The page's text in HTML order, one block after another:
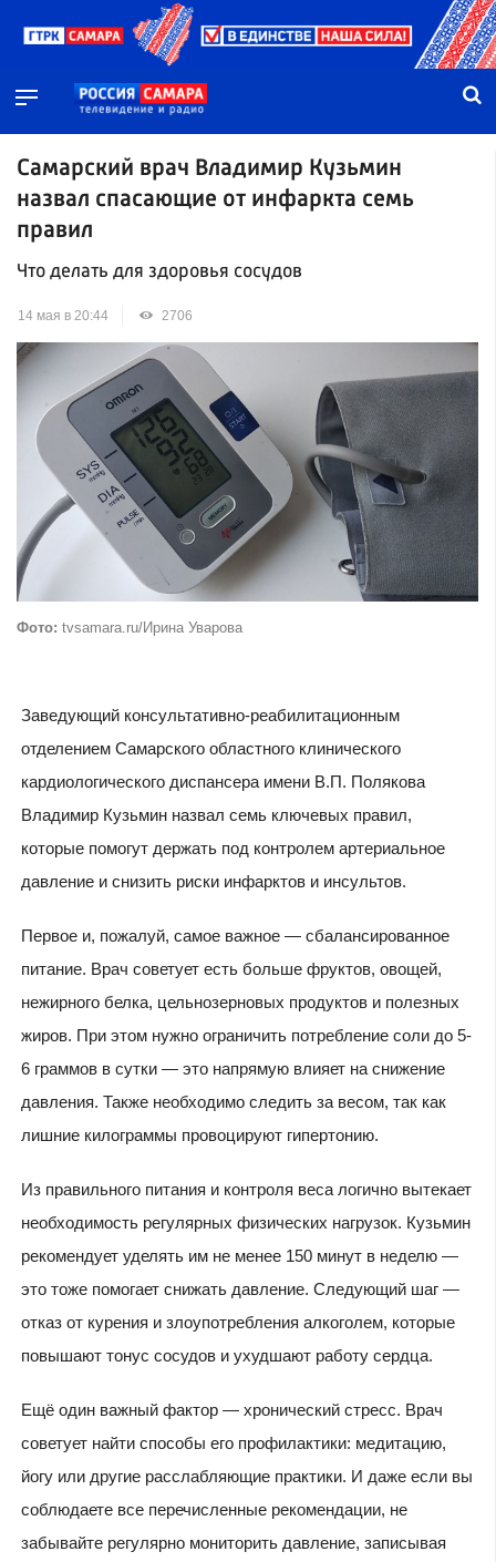
Самарский врач Владимир Кузьмин
назвал спасающие от инфаркта семь
правил
Что делать для здоровья сосудов
14 мая в 20:44 2706
Фото: tvsamara.ru/Ирина Уварова
Заведующий консультативно-реабилитационным
отделением Самарского областного клинического
кардиологического диспансера имени В.П. Полякова
Владимир Кузьмин назвал семь ключевых правил,
которые помогут держать под контролем артериальное
давление и снизить риски инфарктов и инсультов.
Первое и, пожалуй, самое важное — сбалансированное
питание. Врач советует есть больше фруктов, овощей,
нежирного белка, цельнозерновых продуктов и полезных
жиров. При этом нужно ограничить потребление соли до 5-
6 граммов в сутки — это напрямую влияет на снижение
давления. Также необходимо следить за весом, так как
лишние килограммы провоцируют гипертонию.
Из правильного питания и контроля веса логично вытекает
необходимость регулярных физических нагрузок. Кузьмин
рекомендует уделять им не менее 150 минут в неделю —
это тоже помогает снижать давление. Следующий шаг —
отказ от курения и злоупотребления алкоголем, которые
повышают тонус сосудов и ухудшают работу сердца.
Ещё один важный фактор — хронический стресс. Врач
советует найти способы его профилактики: медитацию,
йогу или другие расслабляющие практики. И даже если вы
соблюдаете все перечисленные рекомендации, не
забывайте регулярно мониторить давление, записывая